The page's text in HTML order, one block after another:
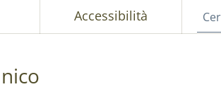
Accessibilità